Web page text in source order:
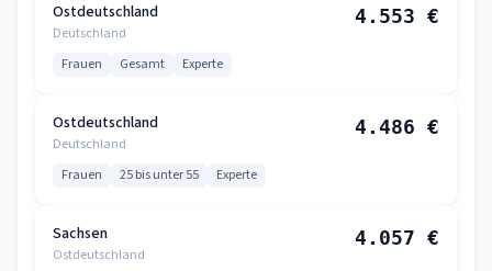
Ostdeutschland
Deutschland
4.553 €
Frauen Gesamt Experte
Ostdeutschland
Deutschland
4.486 €
Frauen 25 bis unter 55 Experte
Sachsen
Ostdeutschland
4.057 €